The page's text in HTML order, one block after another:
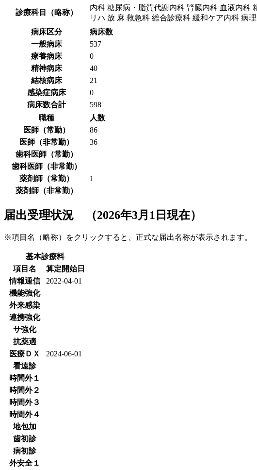
診療科目（略称）
内科 糖尿病・脂質代謝内科 腎臓内科 血液内科
リハ 放 麻 救急科 総合診療科 緩和ケア内科 病
病床区分
病床数
一般病床
537
療養病床
0
精神病床
40
結核病床
21
感染症病床
0
病床数合計
598
職種
人数
医師（常勤）
86
医師（非常勤）
36
歯科医師（常勤）
歯科医師（非常勤）
薬剤師（常勤）
1
薬剤師（非常勤）
届出受理状況 （2026年3月1日現在）
※項目名（略称）をクリックすると、正式な届出名称が表示されます。
基本診療料
項目名
算定開始日
情報通信
2022-04-01
機能強化
外来感染
連携強化
サ強化
抗薬適
医療ＤＸ
2024-06-01
看遠診
時間外１
時間外２
時間外３
時間外４
地包加
歯初診
病初診
外安全１